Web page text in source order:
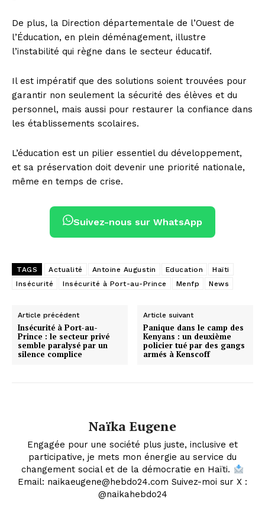
De plus, la Direction départementale de l’Ouest de
l’Éducation, en plein déménagement, illustre
l’instabilité qui règne dans le secteur éducatif.
Il est impératif que des solutions soient trouvées pour
garantir non seulement la sécurité des élèves et du
personnel, mais aussi pour restaurer la confiance dans
les établissements scolaires.
L’éducation est un pilier essentiel du développement,
et sa préservation doit devenir une priorité nationale,
même en temps de crise.
Suivez-nous sur WhatsApp
TAGS Actualité Antoine Augustin Education
Haïti
Insécurité
Insécurité à Port-au-Prince Menfp News
Article précédent
Insécurité à Port-au-
Prince : le secteur privé
semble paralysé par un
silence complice
Article suivant
Panique dans le camp des
Kenyans : un deuxième
policier tué par des gangs
armés à Kenscoff
Naïka Eugene
Engagée pour une société plus juste, inclusive et
participative, je mets mon énergie au service du
changement social et de la démocratie en Haïti.
Email: naikaeugene@hebdo24.com Suivez-moi sur X :
@naikahebdo24